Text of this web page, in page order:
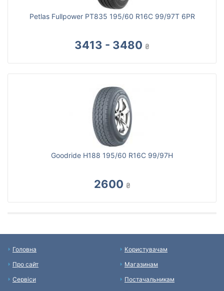
Petlas Fullpower PT835 195/60 R16C 99/97T 6PR
3413 - 3480 ₴
Goodride H188 195/60 R16C 99/97H
2600 ₴
Головна
Про сайт
Сервіси
Користувачам
Магазинам
Постачальникам